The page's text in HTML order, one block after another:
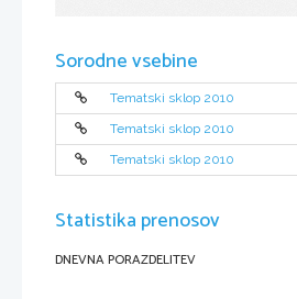
Sorodne vsebine
Tematski sklop 2010
Tematski sklop 2010
Tematski sklop 2010
Statistika prenosov
DNEVNA PORAZDELITEV